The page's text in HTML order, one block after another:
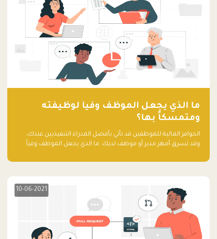
ما الذي يجعل الموظف وفياً لوظيفته
ومتمسكاً بها؟
الحوافز المالية للموظفين قد تأتي بأفضل المدراء التنفيذيين عندك،
وقد تسرق أمهر مدير أو موظف لديك. ما الذي يجعل الموظف وفياً
10-06-2021